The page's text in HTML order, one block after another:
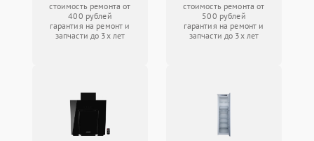
стоимость ремонта от
400 рублей
гарантия на ремонт и
запчасти до 3х лет
стоимость ремонта от
500 рублей
гарантия на ремонт и
запчасти до 3х лет